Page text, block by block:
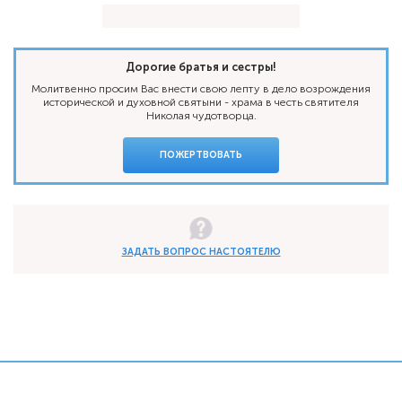
Дорогие братья и сестры!
Молитвенно просим Вас внести свою лепту в дело возрождения
исторической и духовной святыни - храма в честь святителя
Николая чудотворца.
ПОЖЕРТВОВАТЬ
ЗАДАТЬ ВОПРОС НАСТОЯТЕЛЮ